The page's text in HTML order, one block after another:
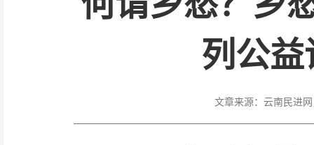
列公
文章来源： 云南民进网